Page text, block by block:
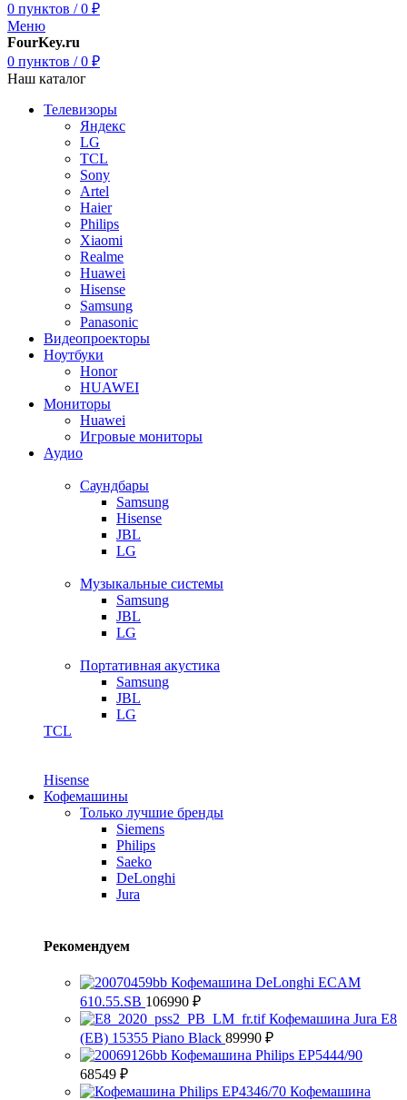
0 пунктов / 0 ₽
Меню
FourKey.ru
0 пунктов / 0 ₽
Наш каталог
Телевизоры
Яндекс
LG
TCL
Sony
Artel
Haier
Philips
Xiaomi
Realme
Huawei
Hisense
Samsung
Panasonic
Видеопроекторы
Ноутбуки
Honor
HUAWEI
Мониторы
Huawei
Игровые мониторы
Аудио
Саундбары
Samsung
Hisense
JBL
LG
Музыкальные системы
Samsung
JBL
LG
Портативная акустика
Samsung
JBL
LG
TCL
Hisense
Кофемашины
Только лучшие бренды
Siemens
Philips
Saeko
DeLonghi
Jura
Рекомендуем
Кофемашина DeLonghi ECAM
610.55.SB 106990 ₽
Кофемашина Jura E8
(EB) 15355 Piano Black 89990 ₽
Кофемашина Philips EP5444/90
68549 ₽
Кофемашина